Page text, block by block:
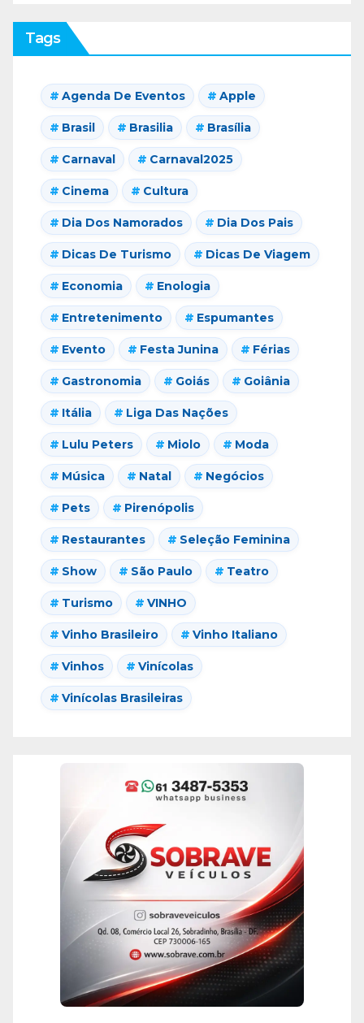
Tags
Agenda De Eventos Apple
Brasil Brasilia Brasília
Carnaval Carnaval2025
Cinema Cultura
Dia Dos Namorados Dia Dos Pais
Dicas De Turismo Dicas De Viagem
Economia Enologia
Entretenimento Espumantes
Evento Festa Junina Férias
Gastronomia Goiás Goiânia
Itália Liga Das Nações
Lulu Peters Miolo Moda
Música Natal Negócios
Pets Pirenópolis
Restaurantes Seleção Feminina
Show São Paulo Teatro
Turismo VINHO
Vinho Brasileiro Vinho Italiano
Vinhos Vinícolas
Vinícolas Brasileiras